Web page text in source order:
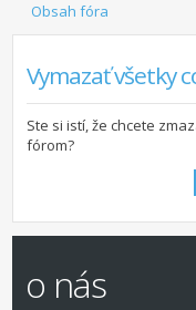
Obsah fóra
Vymazať všetky
Ste si istí, že chcete
fórom?
o nás